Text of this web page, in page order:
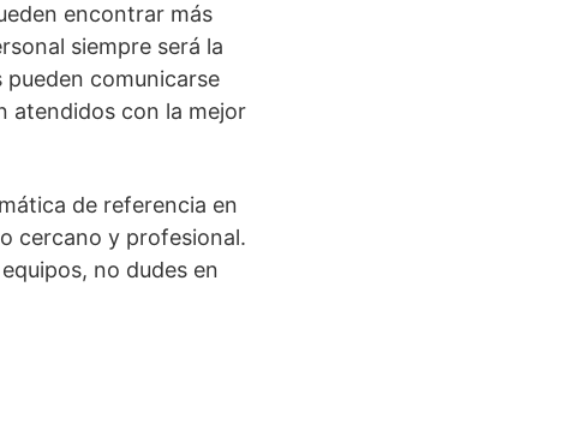
encontrar más
siempre será la
comunicarse
atendidos con la mejor
de referencia en
cercano y profesional.
no dudes en